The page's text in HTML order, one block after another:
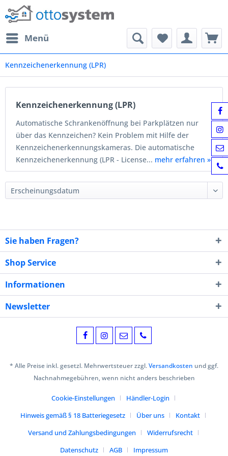
Menü
Kennzeichenerkennung (LPR)
Kennzeichenerkennung (LPR)
Automatische Schrankenöffnung bei Parkplätzen nur
über das Kennzeichen? Kein Problem mit Hilfe der
Kennzeichenerkennungskameras. Die automatische
Kennzeichenerkennung (LPR - License... mehr erfahren »
Sie haben Fragen?
Shop Service
Informationen
Newsletter
* Alle Preise inkl. gesetzl. Mehrwertsteuer zzgl.Versandkosten und ggf.
Nachnahmegebühren, wenn nicht anders beschrieben
Cookie-Einstellungen
Händler-Login
Hinweis gemäß § 18 Batteriegesetz
Über uns
Kontakt
Versand und Zahlungsbedingungen
Widerrufsrecht
Datenschutz
AGB Impressum